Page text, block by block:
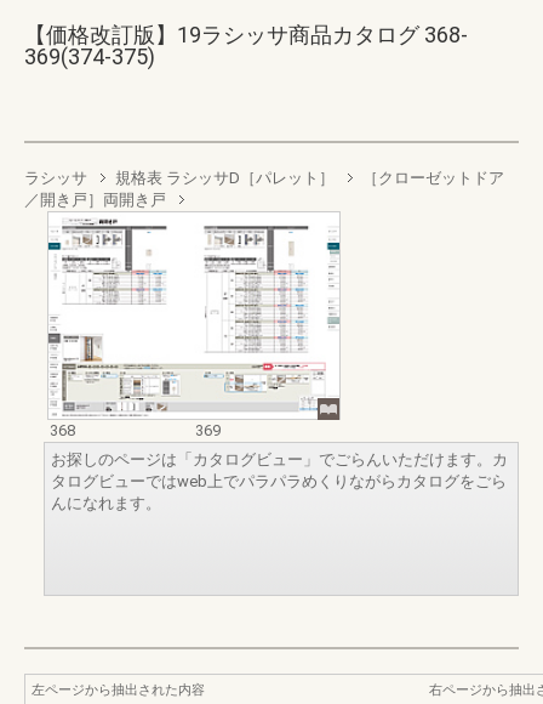
【価格改訂版】19ラシッサ商品カタログ 368-
369(374-375)
ラシッサ 規格表 ラシッサD［パレット］
［クローゼットドア
／開き戸］両開き戸
368
369
お探しのページは「カタログビュー」でごらんいただけます。カ
タログビューではweb上でパラパラめくりながらカタログをごら
んになれます。
左ページから抽出された内容
右ページから抽出